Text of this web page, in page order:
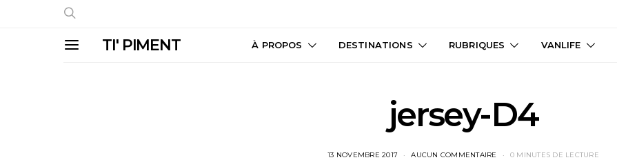
TI' PIMENT À PROPOS DESTINATIONS RUBRIQUES VANLIFE
jersey-D4
13 NOVEMBRE 2017 AUCUN COMMENTAIRE 0 MINUTES DE LECTURE